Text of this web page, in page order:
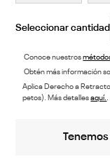
Conoce nuestros
Obtén más información
Aplica Derecho a
petos). Más detallesaquí..